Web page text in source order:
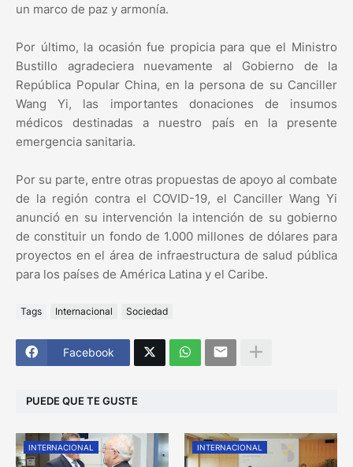
un marco de paz y armonía.
Por último, la ocasión fue propicia para que el Ministro
Bustillo agradeciera nuevamente al Gobierno de la
República Popular China, en la persona de su Canciller
Wang Yi, las importantes donaciones de insumos
médicos destinadas a nuestro país en la presente
emergencia sanitaria.
Por su parte, entre otras propuestas de apoyo al combate
de la región contra el COVID-19, el Canciller Wang Yi
anunció en su intervención la intención de su gobierno
de constituir un fondo de 1.000 millones de dólares para
proyectos en el área de infraestructura de salud pública
para los países de América Latina y el Caribe.
Tags Internacional Sociedad
Facebook
PUEDE QUE TE GUSTE
INTERNACIONAL INTERNACIONAL